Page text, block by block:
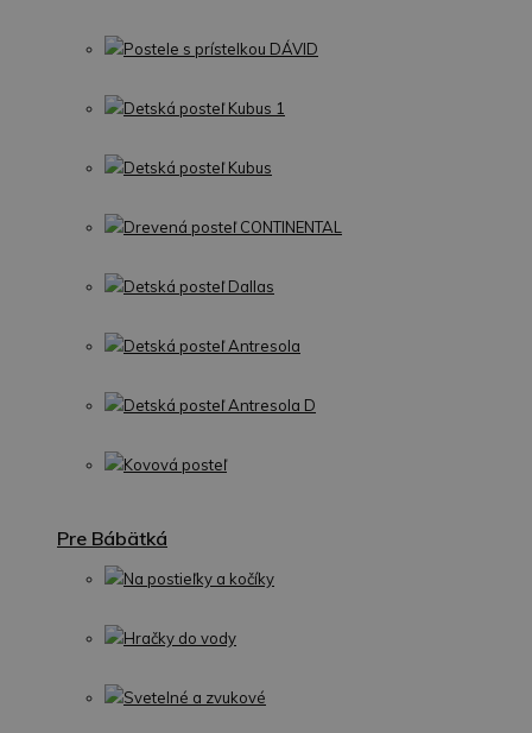
Postele s prístelkou DÁVID
Detská posteľ Kubus 1
Detská posteľ Kubus
Drevená posteľ CONTINENTAL
Detská posteľ Dallas
Detská posteľ Antresola
Detská posteľ Antresola D
Kovová posteľ
Pre Bábätká
Na postieľky a kočíky
Hračky do vody
Svetelné a zvukové